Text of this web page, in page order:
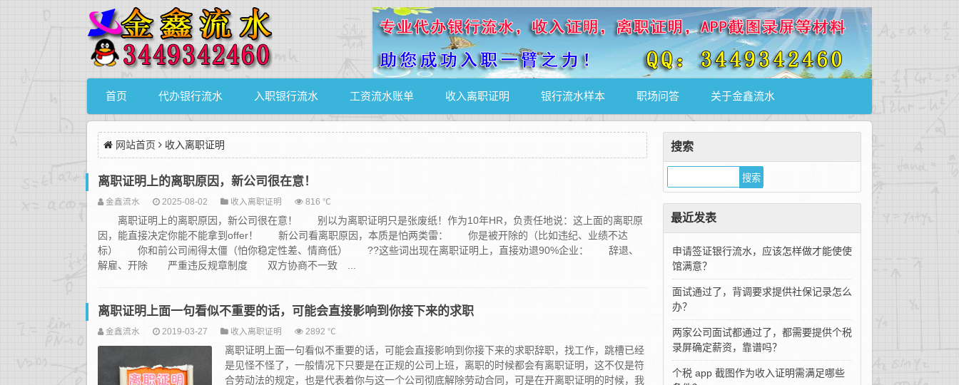
首页 代办银行流水 入职银行流水 工资流水账单 收入离职证明 银行流水样本 职场问答 关于金鑫流水
网站首页 收入离职证明
离职证明上的离职原因，新公司很在意！
金鑫流水 2025-08-02 收入离职证明 816 ℃
离职证明上的离职原因，新公司很在意！ 别以为离职证明只是张废纸！作为10年HR，负责任地说：这上面的离职原
因，能直接决定你能不能拿到offer！ 新公司看离职原因，本质是怕两类雷： 你是被开除的（比如违纪、业绩不达
标） 你和前公司闹得太僵（怕你稳定性差、情商低） ??这些词出现在离职证明上，直接劝退90%企业： 辞退、
解雇、开除 严重违反规章制度 双方协商不一致 ...
离职证明上面一句看似不重要的话，可能会直接影响到你接下来的求职
金鑫流水 2019-03-27 收入离职证明 2892 ℃
离职证明上面一句看似不重要的话，可能会直接影响到你接下来的求职辞职，找工作，跳槽已经
是见怪不怪了，一般情况下只要是在正规的公司上班，离职的时候都会有离职证明，这不仅是符
合劳动法的规定，也是代表着你与这一个公司彻底解除劳动合同，可是在开离职证明的时候，我
搜索
最近发表
申请签证银行流水，应该怎样做才能使使
馆满意？
面试通过了，背调要求提供社保记录怎么
办？
两家公司面试都通过了，都需要提供个税
录屏确定薪资，靠谱吗？
个税 app 截图作为收入证明需满足哪些